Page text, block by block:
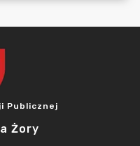
Publicznej
Żory